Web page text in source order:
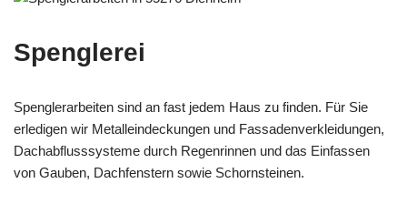
Spenglerei
Spenglerarbeiten sind an fast jedem Haus zu finden. Für Sie
erledigen wir Metalleindeckungen und Fassadenverkleidungen,
Dachabflusssysteme durch Regenrinnen und das Einfassen
von Gauben, Dachfenstern sowie Schornsteinen.